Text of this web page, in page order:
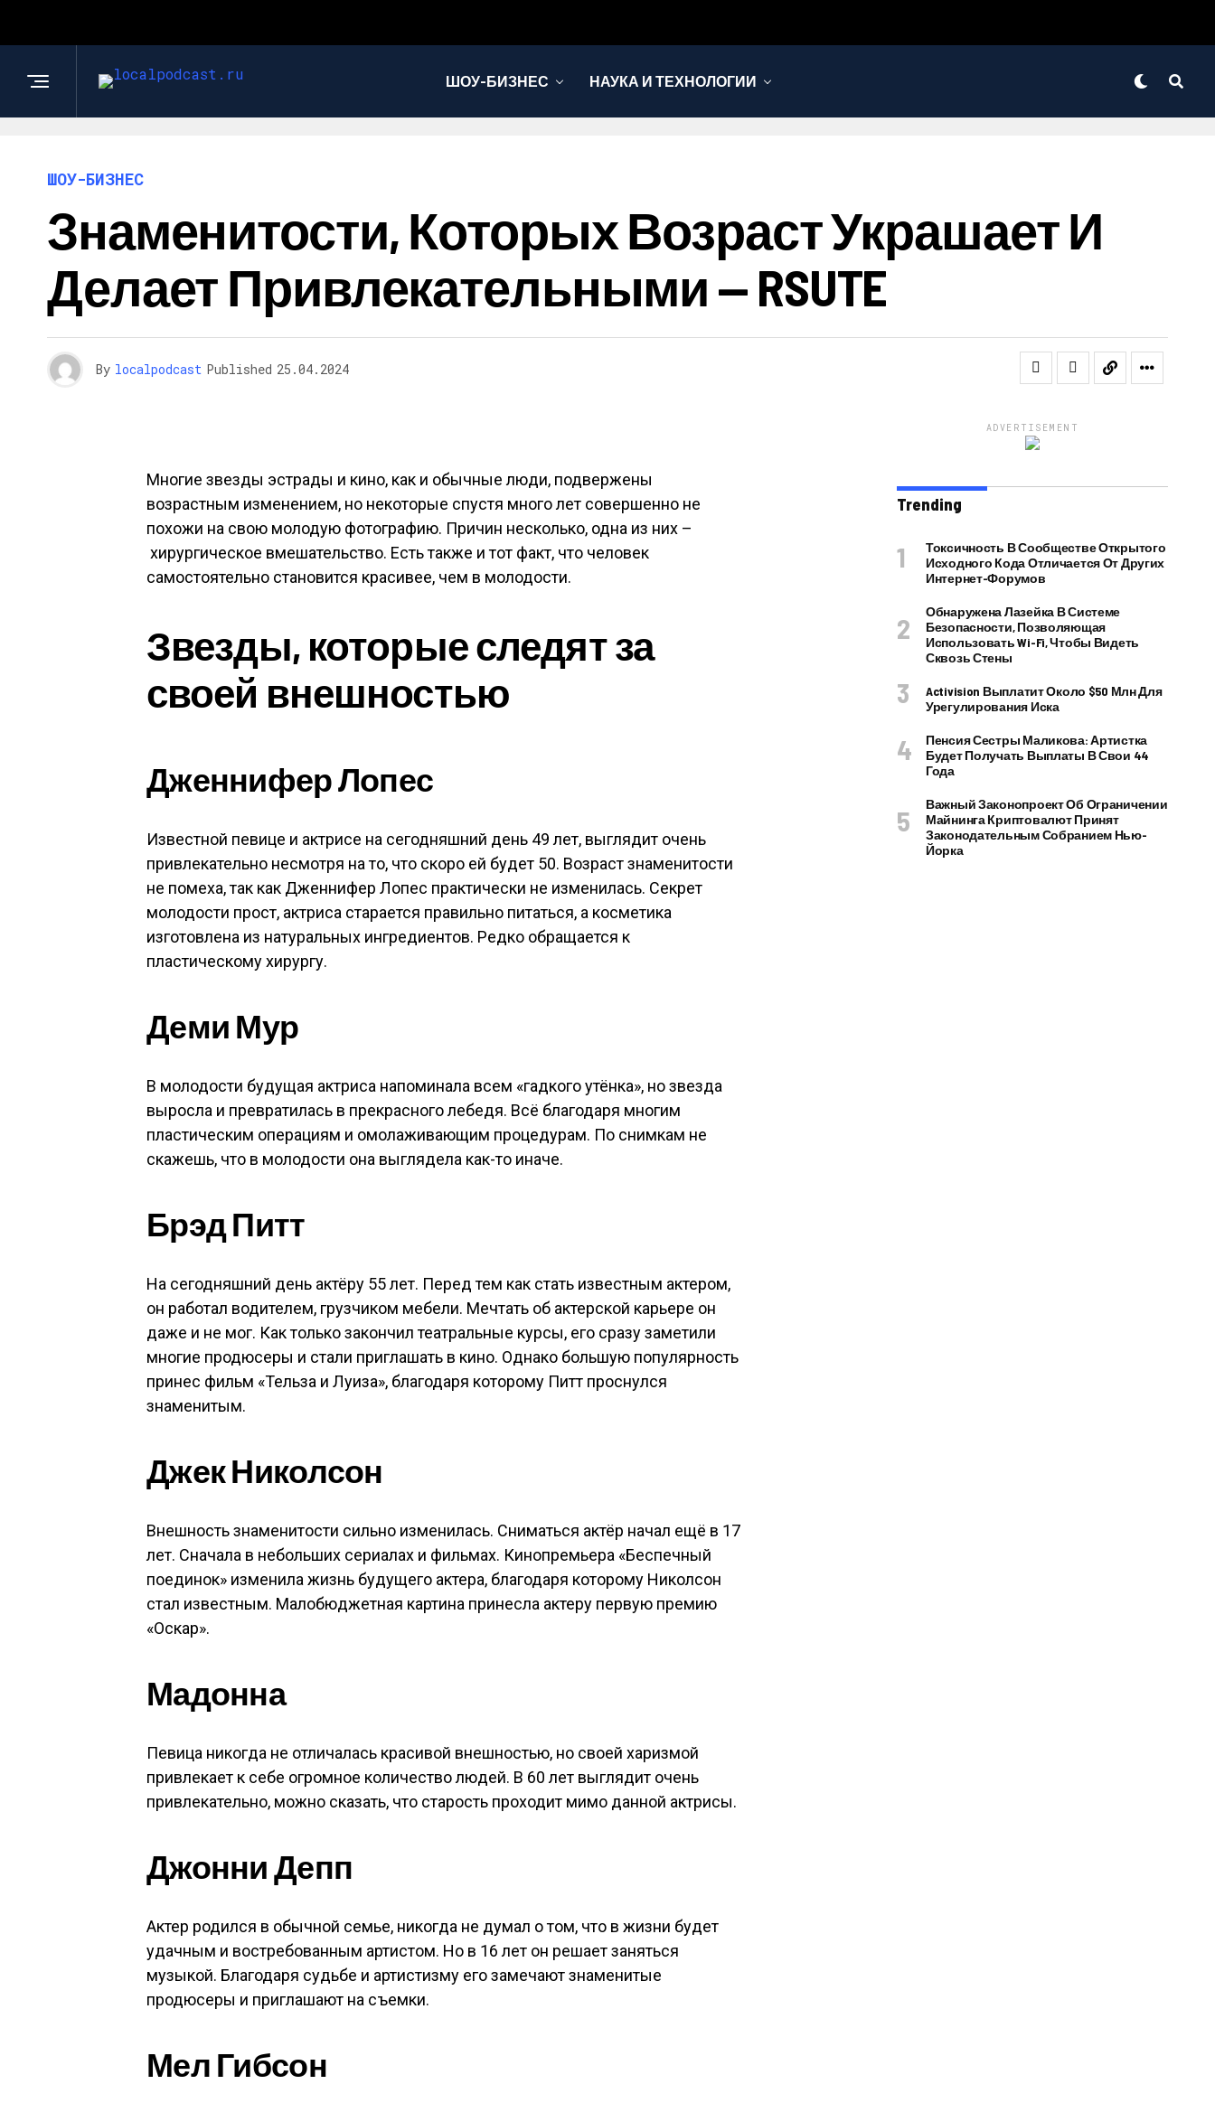
ШОУ-БИЗНЕС НАУКА И ТЕХНОЛОГИИ
ШОУ-БИЗНЕС
Знаменитости, Которых Возраст Украшает И
Делает Привлекательными — RSUTE
By localpodcast Published 25.04.2024
Многие звезды эстрады и кино, как и обычные люди, подвержены
возрастным изменением, но некоторые спустя много лет совершенно не
похожи на свою молодую фотографию. Причин несколько, одна из них –
хирургическое вмешательство. Есть также и тот факт, что человек
самостоятельно становится красивее, чем в молодости.
Звезды, которые следят за
своей внешностью
Дженнифер Лопес
Известной певице и актрисе на сегодняшний день 49 лет, выглядит очень
привлекательно несмотря на то, что скоро ей будет 50. Возраст знаменитости
не помеха, так как Дженнифер Лопес практически не изменилась. Секрет
молодости прост, актриса старается правильно питаться, а косметика
изготовлена из натуральных ингредиентов. Редко обращается к
пластическому хирургу.
Деми Мур
В молодости будущая актриса напоминала всем «гадкого утёнка», но звезда
выросла и превратилась в прекрасного лебедя. Всё благодаря многим
пластическим операциям и омолаживающим процедурам. По снимкам не
скажешь, что в молодости она выглядела как-то иначе.
Брэд Питт
На сегодняшний день актёру 55 лет. Перед тем как стать известным актером,
он работал водителем, грузчиком мебели. Мечтать об актерской карьере он
даже и не мог. Как только закончил театральные курсы, его сразу заметили
многие продюсеры и стали приглашать в кино. Однако большую популярность
принес фильм «Тельза и Луиза», благодаря которому Питт проснулся
знаменитым.
Джек Николсон
Внешность знаменитости сильно изменилась. Сниматься актёр начал ещё в 17
лет. Сначала в небольших сериалах и фильмах. Кинопремьера «Беспечный
поединок» изменила жизнь будущего актера, благодаря которому Николсон
стал известным. Малобюджетная картина принесла актеру первую премию
«Оскар».
Мадонна
Певица никогда не отличалась красивой внешностью, но своей харизмой
привлекает к себе огромное количество людей. В 60 лет выглядит очень
привлекательно, можно сказать, что старость проходит мимо данной актрисы.
Джонни Депп
Актер родился в обычной семье, никогда не думал о том, что в жизни будет
удачным и востребованным артистом. Но в 16 лет он решает заняться
музыкой. Благодаря судьбе и артистизму его замечают знаменитые
продюсеры и приглашают на съемки.
Мел Гибсон
ADVERTISEMENT
Trending
Токсичность В Сообществе Открытого
Исходного Кода Отличается От Других
Интернет-Форумов
Обнаружена Лазейка В Системе
Безопасности, Позволяющая
Использовать Wi-Fi, Чтобы Видеть
Сквозь Стены
Activision Выплатит Около $50 Млн Для
Урегулирования Иска
Пенсия Сестры Маликова: Артистка
Будет Получать Выплаты В Свои 44
Года
Важный Законопроект Об Ограничении
Майнинга Криптовалют Принят
Законодательным Собранием Нью-
Йорка